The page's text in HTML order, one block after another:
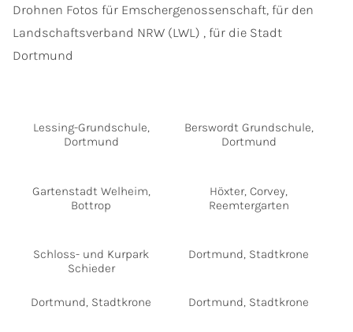
Drohnen Fotos für Emschergenossenschaft, für den
Landschaftsverband NRW (LWL) , für die Stadt
Dortmund
Lessing-Grundschule,
Dortmund
Berswordt Grundschule,
Dortmund
Gartenstadt Welheim,
Bottrop
Höxter, Corvey,
Reemtergarten
Schloss- und Kurpark
Schieder
Dortmund, Stadtkrone
Dortmund, Stadtkrone Dortmund, Stadtkrone